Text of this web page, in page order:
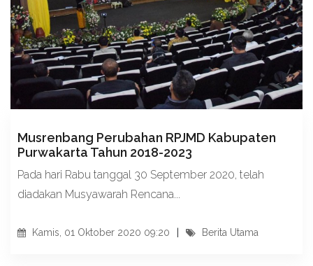
Musrenbang Perubahan RPJMD Kabupaten
Purwakarta Tahun 2018-2023
Pada hari Rabu tanggal 30 September 2020, telah
diadakan Musyawarah Rencana...
Kamis, 01 Oktober 2020 09:20 Berita Utama